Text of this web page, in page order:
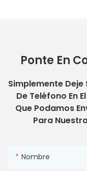
Ponte En
Simplemente Deje
De Teléfono En
Que Podamos
Para
Nombre